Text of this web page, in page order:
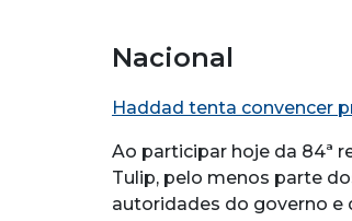
Nacional
Haddad tenta convencer
Ao participar hoje da 84ª
Tulip, pelo menos parte
autoridades do governo e